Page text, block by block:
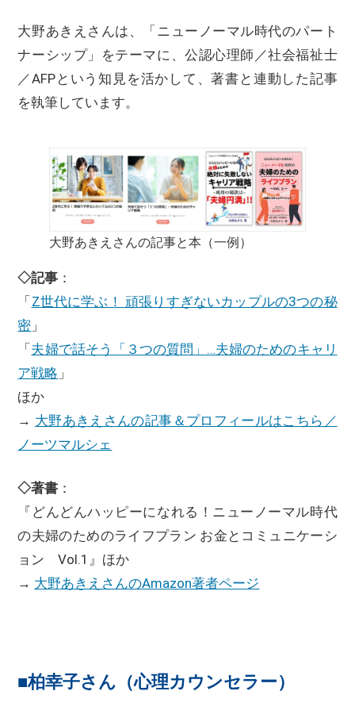
大野あきえさんは、「ニューノーマル時代のパート
ナーシップ」をテーマに、公認心理師／社会福祉士
／AFPという知見を活かして、著書と連動した記事
を執筆しています。
大野あきえさんの記事と本（一例）
◇記事 ：
「Z世代に学ぶ！ 頑張りすぎないカップルの3つの秘
密 」
「夫婦で話そう「３つの質問」…夫婦のためのキャリ
ア戦略 」
ほか
→ 大野あきえさんの記事＆プロフィールはこちら／
ノーツマルシェ
◇著書 ：
『どんどんハッピーになれる！ニューノーマル時代
の夫婦のためのライフプラン お金とコミュニケーシ
ョン Vol.1』ほか
→ 大野あきえさんのAmazon著者ページ
■柏幸子さん（心理カウンセラー）